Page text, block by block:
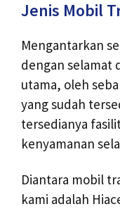
Jenis Mobil
Mengantarkan
dengan selamat
utama, oleh
yang sudah
tersedianya
kenyamanan
Diantara mobil
kami adalah